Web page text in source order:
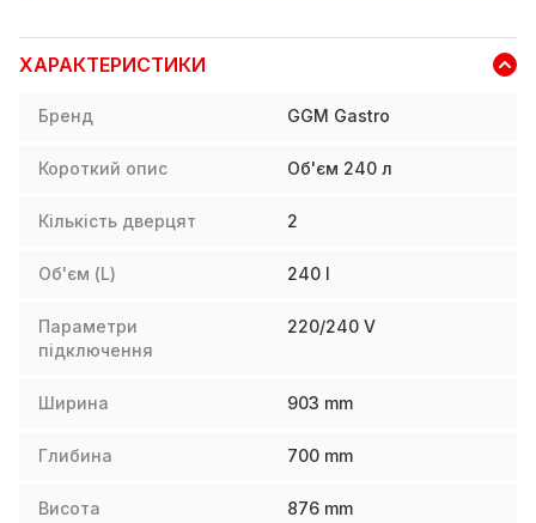
ХАРАКТЕРИСТИКИ
Бренд GGM Gastro
Короткий опис Об'єм 240 л
Кількість дверцят 2
Об'єм (L) 240 l
Параметри
підключення
220/240 V
Ширина 903 mm
Глибина 700 mm
Висота 876 mm